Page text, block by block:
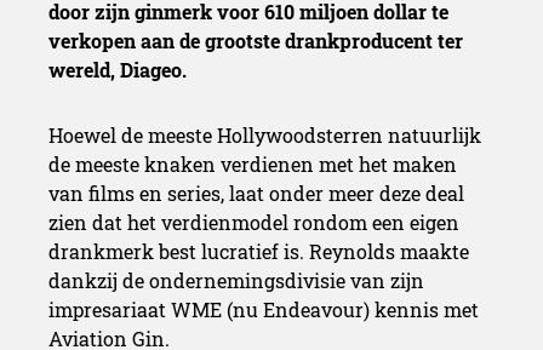
door zijn ginmerk voor 610 miljoen dollar te
verkopen aan de grootste drankproducent ter
wereld, Diageo.
Hoewel de meeste Hollywoodsterren natuurlijk
de meeste knaken verdienen met het maken
van films en series, laat onder meer deze deal
zien dat het verdienmodel rondom een eigen
drankmerk best lucratief is. Reynolds maakte
dankzij de ondernemingsdivisie van zijn
impresariaat WME (nu Endeavour) kennis met
Aviation Gin.